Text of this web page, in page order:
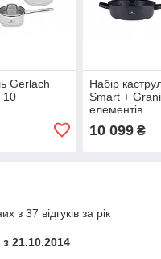
Gerlach
10
Набір
Smart +
елементів
10 099₴
з 37 відгуків за рік
21.10.2014